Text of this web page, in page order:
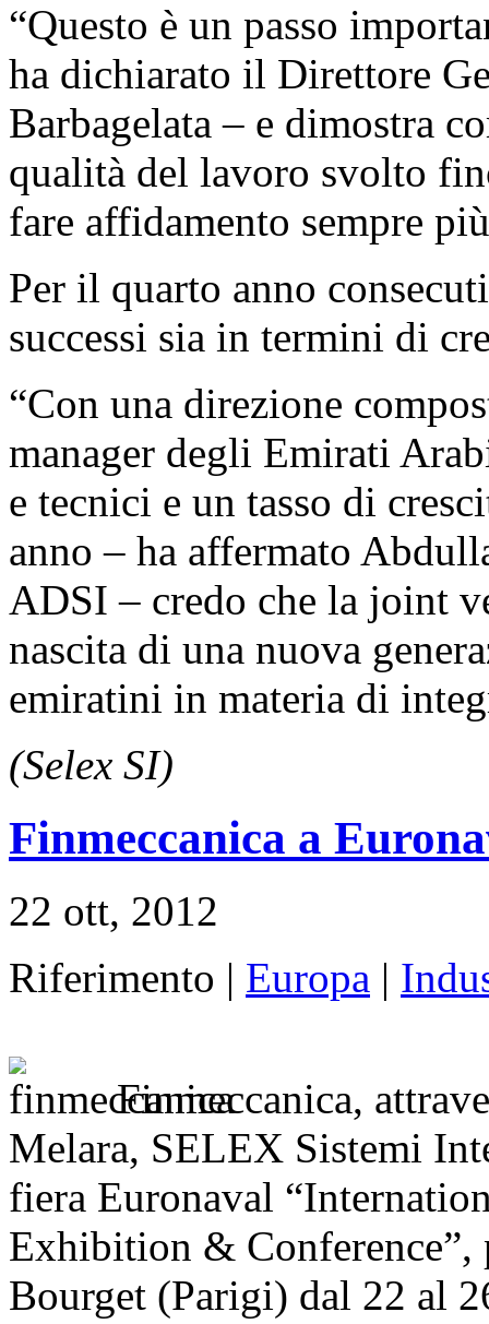
“Questo è un passo
ha dichiarato il Direttore
Barbagelata – e dimostra
qualità del lavoro svolto
fare affidamento sempre
Per il quarto anno
successi sia in termini di
“Con una direzione
manager degli Emirati
e tecnici e un tasso di
anno – ha affermato
ADSI – credo che la joint
nascita di una nuova
emiratini in materia di
(Selex SI)
Finmeccanica a
22 ott, 2012
Riferimento | Europa |
Finmeccanica,
Melara, SELEX Sistemi
fiera Euronaval
Exhibition & Conference”,
Bourget (Parigi) dal 22 al